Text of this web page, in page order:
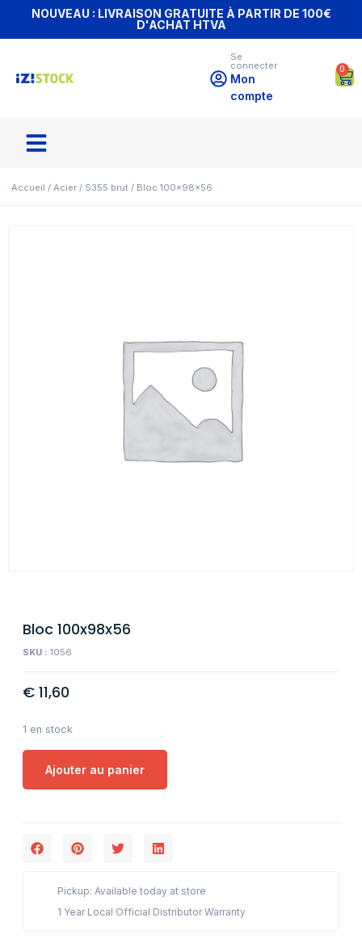
NOUVEAU : LIVRAISON GRATUITE À PARTIR DE 100€
D'ACHAT HTVA
Se
connecter
Mon
compte
0
Accueil / Acier / S355 brut / Bloc 100x98x56
Bloc 100x98x56
SKU : 1056
€ 11,60
1 en stock
Ajouter au panier
Pickup: Available today at store
1 Year Local Official Distributor Warranty